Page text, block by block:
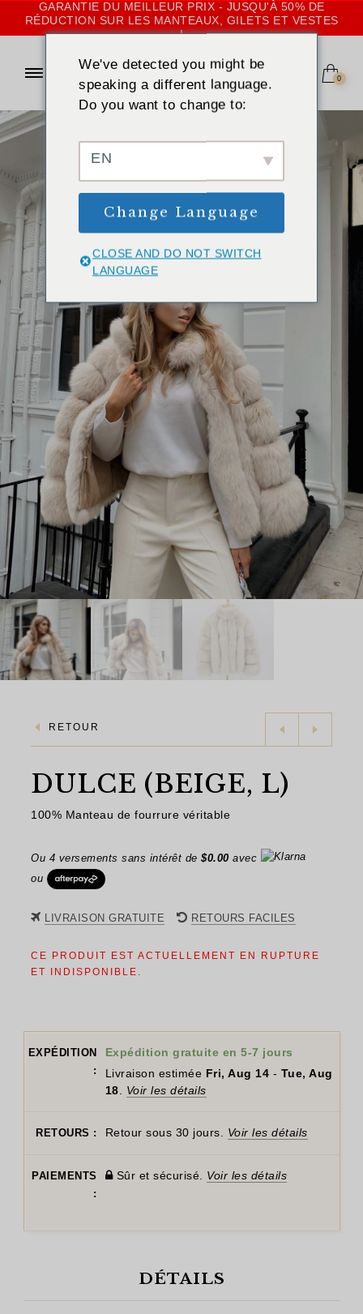
GARANTIE DU MEILLEUR PRIX - JUSQU'À 50% DE
RÉDUCTION SUR LES MANTEAUX, GILETS ET VESTES
!
0
RETOUR
DULCE (BEIGE, L)
100% Manteau de fourrure véritable
Ou 4 versements sans intérêt de $0.00 avec
ou
LIVRAISON GRATUITE RETOURS FACILES
CE PRODUIT EST ACTUELLEMENT EN RUPTURE
ET INDISPONIBLE.
EXPÉDITION
:
Expédition gratuite en 5-7 jours
Livraison estimée Fri, Aug 14 - Tue, Aug
18
Voir les détails
RETOURS : Retour sous 30 jours. Voir les détails
PAIEMENTS
:
Sûr et sécurisé. Voir les détails
DÉTAILS
We've detected you might be
speaking a different language.
Do you want to change to:
EN
Change Language
CLOSE AND DO NOT SWITCH
LANGUAGE